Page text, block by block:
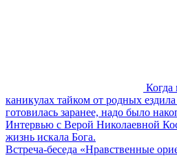
Когда
каникулах тайком от родных
готовилась заранее, надо было
Интервью с Верой Николаевной
жизнь искала Бога.
Встреча-беседа «Нравственные